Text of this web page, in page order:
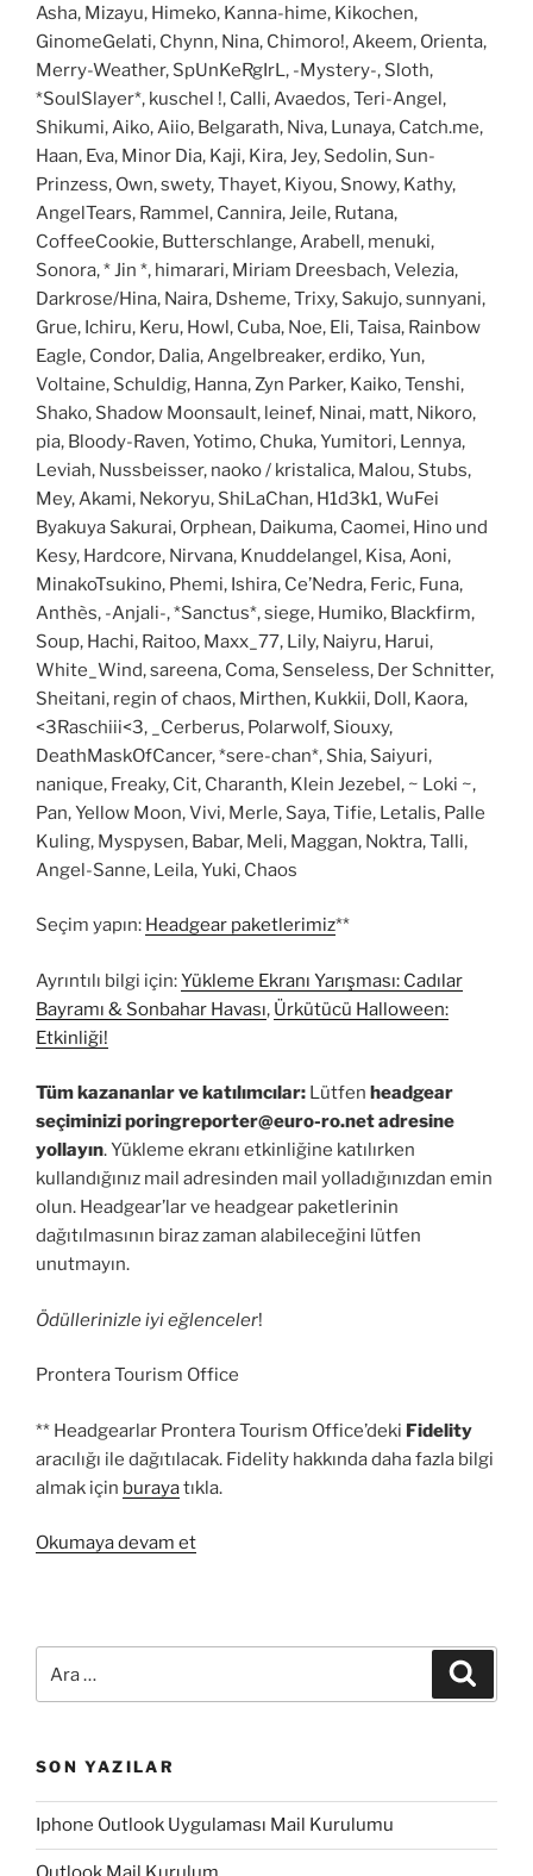
Asha, Mizayu, Himeko, Kanna-hime, Kikochen,
GinomeGelati, Chynn, Nina, Chimoro!, Akeem, Orienta,
Merry-Weather, SpUnKeRgIrL, -Mystery-, Sloth,
*SoulSlayer*, kuschel !, Calli, Avaedos, Teri-Angel,
Shikumi, Aiko, Aiio, Belgarath, Niva, Lunaya, Catch.me,
Haan, Eva, Minor Dia, Kaji, Kira, Jey, Sedolin, Sun-
Prinzess, Own, swety, Thayet, Kiyou, Snowy, Kathy,
AngelTears, Rammel, Cannira, Jeile, Rutana,
CoffeeCookie, Butterschlange, Arabell, menuki,
Sonora, * Jin *, himarari, Miriam Dreesbach, Velezia,
Darkrose/Hina, Naira, Dsheme, Trixy, Sakujo, sunnyani,
Grue, Ichiru, Keru, Howl, Cuba, Noe, Eli, Taisa, Rainbow
Eagle, Condor, Dalia, Angelbreaker, erdiko, Yun,
Voltaine, Schuldig, Hanna, Zyn Parker, Kaiko, Tenshi,
Shako, Shadow Moonsault, leinef, Ninai, matt, Nikoro,
pia, Bloody-Raven, Yotimo, Chuka, Yumitori, Lennya,
Leviah, Nussbeisser, naoko / kristalica, Malou, Stubs,
Mey, Akami, Nekoryu, ShiLaChan, H1d3k1, WuFei
Byakuya Sakurai, Orphean, Daikuma, Caomei, Hino und
Kesy, Hardcore, Nirvana, Knuddelangel, Kisa, Aoni,
MinakoTsukino, Phemi, Ishira, Ce’Nedra, Feric, Funa,
Anthès, -Anjali-, *Sanctus*, siege, Humiko, Blackfirm,
Soup, Hachi, Raitoo, Maxx_77, Lily, Naiyru, Harui,
White_Wind, sareena, Coma, Senseless, Der Schnitter,
Sheitani, regin of chaos, Mirthen, Kukkii, Doll, Kaora,
<3Raschiii<3, _Cerberus, Polarwolf, Siouxy,
DeathMaskOfCancer, *sere-chan*, Shia, Saiyuri,
nanique, Freaky, Cit, Charanth, Klein Jezebel, ~ Loki ~,
Pan, Yellow Moon, Vivi, Merle, Saya, Tifie, Letalis, Palle
Kuling, Myspysen, Babar, Meli, Maggan, Noktra, Talli,
Angel-Sanne, Leila, Yuki, Chaos
Seçim yapın: Headgear paketlerimiz**
Ayrıntılı bilgi için:Yükleme Ekranı Yarışması: Cadılar
Bayramı & Sonbahar Havası, Ürkütücü Halloween:
Etkinliği!
Tüm kazananlar ve katılımcılar: Lütfen headgear
seçiminiziporingreporter@euro-ro.netadresine
yollayın. Yükleme ekranı etkinliğine katılırken
kullandığınız mail adresinden mail yolladığınızdan emin
olun. Headgear’lar ve headgear paketlerinin
dağıtılmasının biraz zaman alabileceğini lütfen
unutmayın.
Ödüllerinizle iyi eğlenceler!
Prontera Tourism Office
** Headgearlar Prontera Tourism Office’deki Fidelity
aracılığı ile dağıtılacak. Fidelity hakkında daha fazla bilgi
almak için burayatıkla.
Okumaya devam et“Yükleme
SON YAZILAR
Iphone Outlook Uygulaması Mail Kurulumu